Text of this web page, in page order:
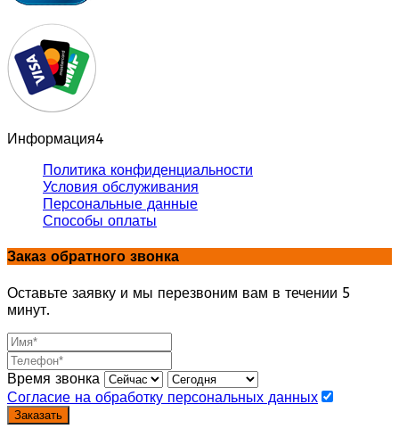
Информация4
Политика конфиденциальности
Условия обслуживания
Персональные данные
Способы оплаты
Заказ обратного звонка
Оставьте заявку и мы перезвоним вам в течении 5
минут.
Время звонка
Согласие на обработку персональных данных
Заказать